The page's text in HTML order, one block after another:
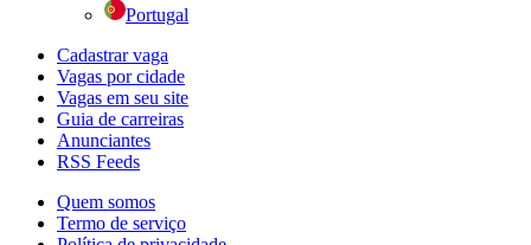
Portugal
Cadastrar vaga
Vagas por cidade
Vagas em seu site
Guia de carreiras
Anunciantes
RSS Feeds
Quem somos
Termo de serviço